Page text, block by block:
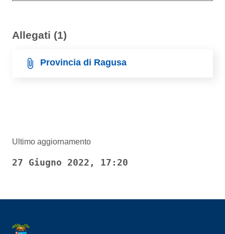
Allegati (1)
Provincia di Ragusa
Ultimo aggiornamento
27 Giugno 2022, 17:20